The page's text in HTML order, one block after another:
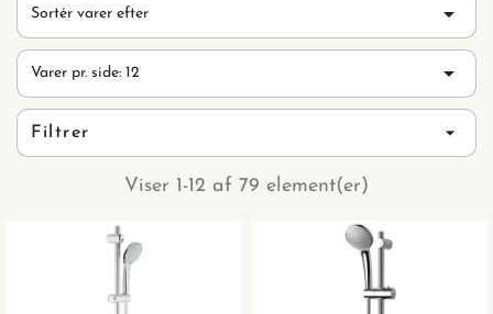
Sortér varer efter 
Varer pr. side: 12 
Filtrer
Viser 1-12 af 79 element(er)